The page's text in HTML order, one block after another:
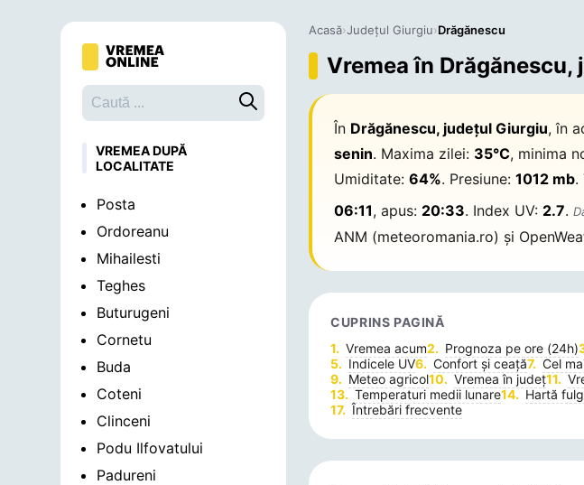
Caută o localitate
VREMEA DUPĂ
LOCALITATE
Posta
Ordoreanu
Mihailesti
Teghes
Buturugeni
Cornetu
Buda
Coteni
Clinceni
Podu Ilfovatului
Padureni
Acasă›Județul Giurgiu›Drăgănescu
Vremea în Drăgănescu,
În Drăgănescu, județul Giurgiu, în
senin. Maxima zilei: 35°C, minima
Umiditate:64%. Presiune:1012 mb.
06:11, apus: 20:33. Index UV: 2.7.
ANM (meteoromania.ro) și
CUPRINS PAGINĂ
Vremea acum
Prognoza pe ore (24h)
Indicele UV
Confort și ceață Cel
Meteo agricol
Vremea în județ
Temperaturi medii lunare
Hartă
Întrebări frecvente